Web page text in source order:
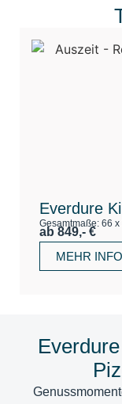
Everdure
Gesamtmaße: 66
ab 849,- €
MEHR